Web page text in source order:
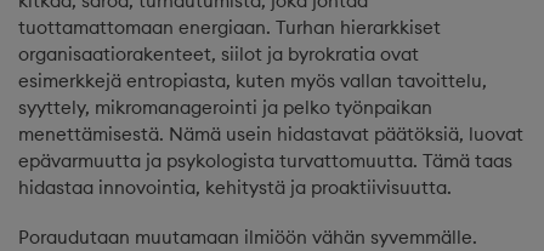
tuottamattomaan energiaan. Turhan hierarkkiset
organisaatiorakenteet, siilot ja byrokratia ovat
esimerkkejä entropiasta, kuten myös vallan tavoittelu,
syyttely, mikromanagerointi ja pelko työnpaikan
menettämisestä. Nämä usein hidastavat päätöksiä, luovat
epävarmuutta ja psykologista turvattomuutta. Tämä taas
hidastaa innovointia, kehitystä ja proaktiivisuutta.
Poraudutaan muutamaan ilmiöön vähän syvemmälle.